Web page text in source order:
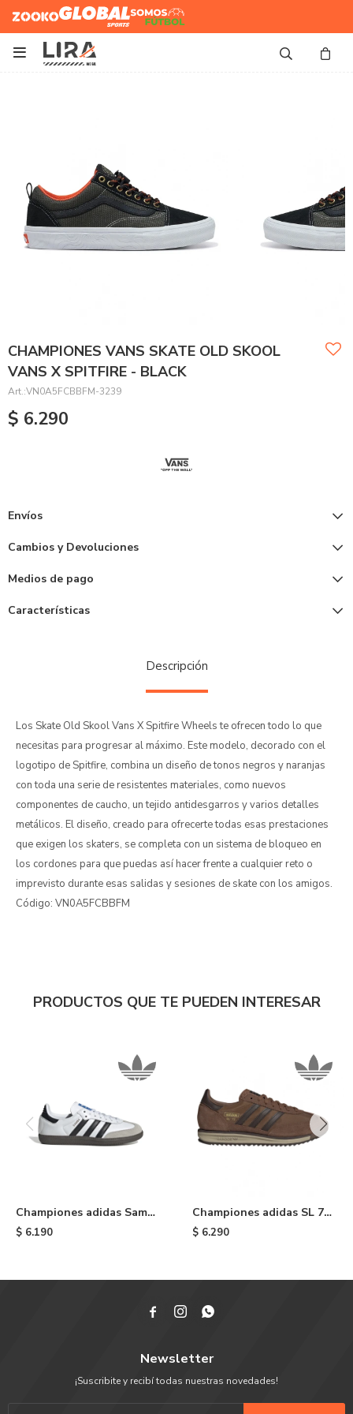
Zooko Global Sports
Somos
Futbol

CHAMPIONES VANS SKATE OLD SKOOL
VANS X SPITFIRE - BLACK
VN0A5FCBBFM-3239
$ 6.290
Envíos
Cambios y Devoluciones
Medios de pago
Características
Descripción
Los Skate Old Skool Vans X Spitfire Wheels te ofrecen todo lo que
necesitas para progresar al máximo. Este modelo, decorado con el
logotipo de Spitfire, combina un diseño de tonos negros y naranjas
con toda una serie de resistentes materiales, como nuevos
componentes de caucho, un tejido antidesgarros y varios detalles
metálicos. El diseño, creado para ofrecerte todas esas prestaciones
que exigen los skaters, se completa con un sistema de bloqueo en
los cordones para que puedas así hacer frente a cualquier reto o
imprevisto durante esas salidas y sesiones de skate con los amigos.
Código: VN0A5FCBBFM
PRODUCTOS QUE TE PUEDEN INTERESAR
Championes adidas Samba
OG de niño - Cloud White
$ 6.190
Championes adidas SL 72
RS - Brown
$ 6.290
  
Newsletter
¡Suscribite y recibí todas nuestras novedades!